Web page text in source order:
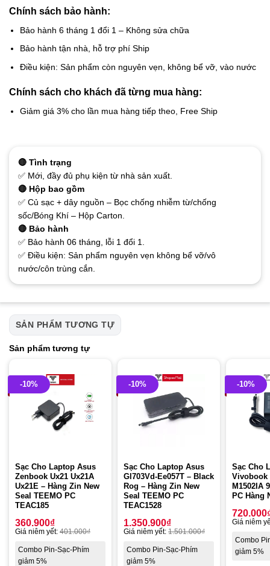
Chính sách bảo hành:
Bảo hành 6 tháng 1 đổi 1 – Không sửa chữa
Bảo hành tận nhà, hỗ trợ phí Ship
Điều kiện: Sản phẩm còn nguyên vẹn, không bể vỡ, vào nước
Chính sách cho khách đã từng mua hàng:
Giảm giá 3% cho lần mua hàng tiếp theo, Free Ship
🔴 Tình trạng
✅ Mới, đầy đủ phụ kiện từ nhà sản xuất.
🔴 Hộp bao gồm
✅ Củ sạc + dây nguồn – Bọc chống nhiễm từ/chống
sốc/Bóng Khí – Hộp Carton.
🔴 Bảo hành
✅ Bảo hành 06 tháng, lỗi 1 đổi 1.
✅ Điều kiện: Sản phẩm nguyên vẹn không bể vỡ/vô
nước/côn trùng cắn.
SẢN PHẨM TƯƠNG TỰ
Sản phẩm tương tự
-10%
Sạc Cho Laptop Asus
Zenbook Ux21 Ux21A
Ux21E – Hàng Zin New
Seal TEEMO PC
TEAC185
360.900₫
Giá niêm yết: 401.000₫
Combo Pin-Sạc-Phím
giảm 5%
-10%
Sạc Cho Laptop Asus
Gl703Vd-Ee057T – Black
Rog – Hàng Zin New
Seal TEEMO PC
TEAC1528
1.350.900₫
Giá niêm yết: 1.501.000₫
Combo Pin-Sạc-Phím
giảm 5%
-10%
Sạc Cho
Vivobook
M1502IA
PC Hàng
720.000
Giá niêm
Combo
giảm 5%